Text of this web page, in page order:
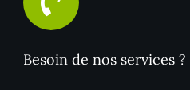
Besoin de nos services ?